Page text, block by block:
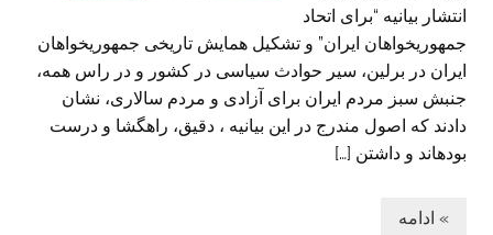
انتشار بیانیه “برای اتحاد
جمهوریخواهان ایران” و تشکیل همایش تاریخی جمهوریخواهان
ایران در برلین، سیر حوادث سیاسی در کشور و در راس همه،
جنبش سبز مردم ایران برای آزادی و مردم سالاری، نشان
دادند که اصول مندرج در این بیانیه ، دقیق، راهگشا و درست
بوده‏اند و داشتن […]
» ادامه